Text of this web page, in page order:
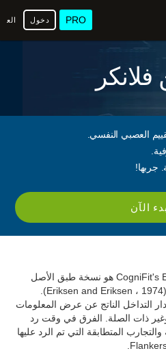
PRO دخول
العصبي النفسي.
جربها!
الآن
اختبار Flanker الخاص بـ CogniFit's Eriksen هو نسخة طبق الأصل
رقمية لمهمة تحمل نفس الاسم (Eriksen and Eriksen ، 1974).
التداخل الناتج عن عرض المعلومات
وغير ذات الصلة. الفرق في وقت رد
المتطابقة التي تم الرد عليها